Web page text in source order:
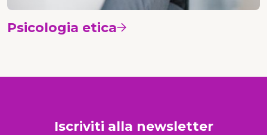
Psicologia etica Vedi i corsi
Iscriviti alla newsletter